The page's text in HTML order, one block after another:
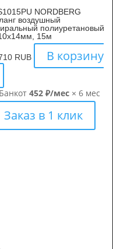
NORDBERG
воздушный
полиуретановый
15м
RUB В корзину
от452 ₽/мес × 6 мес
Заказ в 1 клик